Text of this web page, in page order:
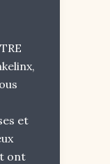
et
ont